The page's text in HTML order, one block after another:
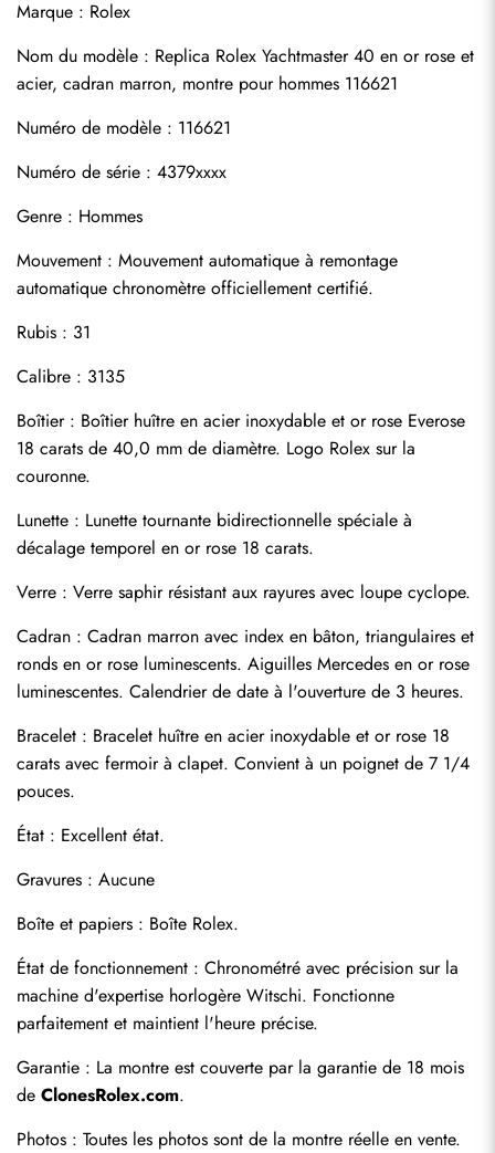
Marque : Rolex
Nom du modèle : Replica Rolex Yachtmaster 40 en or rose et
acier, cadran marron, montre pour hommes 116621
Numéro de modèle : 116621
Numéro de série : 4379xxxx
Genre : Hommes
Mouvement : Mouvement automatique à remontage
automatique chronomètre officiellement certifié.
Rubis : 31
Calibre : 3135
Boîtier : Boîtier huître en acier inoxydable et or rose Everose
18 carats de 40,0 mm de diamètre. Logo Rolex sur la
couronne.
Lunette : Lunette tournante bidirectionnelle spéciale à
décalage temporel en or rose 18 carats.
Verre : Verre saphir résistant aux rayures avec loupe cyclope.
Cadran : Cadran marron avec index en bâton, triangulaires et
ronds en or rose luminescents. Aiguilles Mercedes en or rose
luminescentes. Calendrier de date à l'ouverture de 3 heures.
Bracelet : Bracelet huître en acier inoxydable et or rose 18
carats avec fermoir à clapet. Convient à un poignet de 7 1/4
pouces.
État : Excellent état.
Gravures : Aucune
Boîte et papiers : Boîte Rolex.
État de fonctionnement : Chronométré avec précision sur la
machine d'expertise horlogère Witschi. Fonctionne
parfaitement et maintient l'heure précise.
Garantie : La montre est couverte par la garantie de 18 mois
de ClonesRolex.com.
Photos : Toutes les photos sont de la montre réelle en vente.
S'abonner